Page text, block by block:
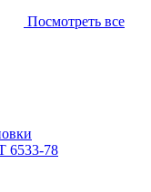
Посмотреть все
6533-78